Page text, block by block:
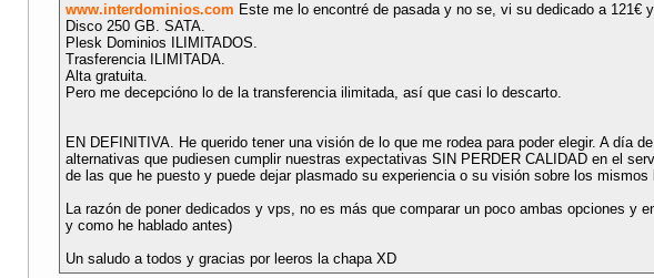
www.interdominios.com Este me lo encontré de pasada y no se, vi su dedicado a
Disco 250 GB. SATA.
Plesk Dominios ILIMITADOS.
Trasferencia ILIMITADA.
Alta gratuita.
Pero me decepcióno lo de la transferencia ilimitada, así que casi lo descarto.
EN DEFINITIVA. He querido tener una visión de lo que me rodea para poder elegir. A día
alternativas que pudiesen cumplir nuestras expectativas SIN PERDER CALIDAD en el
de las que he puesto y puede dejar plasmado su experiencia o su visión sobre los mismos
La razón de poner dedicados y vps, no es más que comparar un poco ambas opciones y
y como he hablado antes)
Un saludo a todos y gracias por leeros la chapa XD